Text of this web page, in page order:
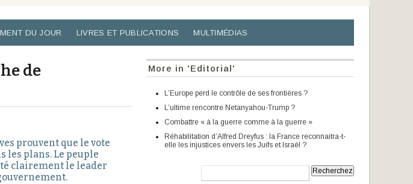
DU JOUR LIVRES ET PUBLICATIONS MULTIMÉDIAS
de
prouvent que le vote
les plans. Le peuple
clairement le leader
More in 'Editorial'
L’Europe perd le contrôle de ses frontières ?
L’ultime rencontre Netanyahou-Trump ?
Combattre « à la guerre comme à la guerre »
Réhabilitation d’Alfred Dreyfus : la France reconnaitra-t-
elle les injustices envers les Juifs et Israël ?